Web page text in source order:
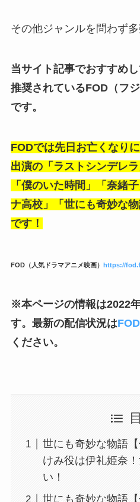
その他ジャンルを問わず多
当サイト記事でおすすめ
推奨されているFOD（フ
です。
FODでは先日お亡くなり
出演の「ラストシンデレ
「僕のいた時間」「奈緒
ナ高校」「世にも奇妙な
です！
FOD（人気ドラマアニメ映画） https://
※本ページの情報は2022
す。最新の配信状況は
ください。
世にも奇妙な物語
けみ役は伊礼姫奈
い！
世にも奇妙な物語